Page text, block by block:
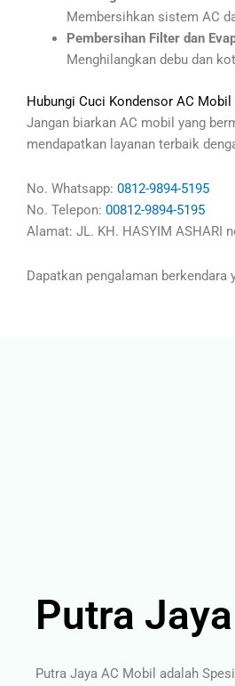
Membersihkan sistem AC
Pembersihan Filter dan
Menghilangkan debu dan
Hubungi Cuci Kondensor AC Mobil
Jangan biarkan AC mobil yang
mendapatkan layanan terbaik
No. Whatsapp: 0812-9894-5195
No. Telepon: 00812-9894-5195
Alamat: JL. KH. HASYIM ASHARI
Dapatkan pengalaman berkendara
Putra
Putra Jaya AC Mobil adalah